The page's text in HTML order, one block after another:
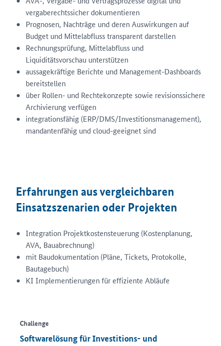
vergaberechtssicher dokumentieren
Prognosen, Nachträge und deren Auswirkungen auf
Budget und Mittelabfluss transparent darstellen
Rechnungsprüfung, Mittelabfluss und
Liquiditätsvorschau unterstützen
aussagekräftige Berichte und Management-Dashboards
bereitstellen
über Rollen- und Rechtekonzepte sowie revisionssichere
Archivierung verfügen
integrationsfähig (ERP/DMS/Investitionsmanagement),
mandantenfähig und cloud-geeignet sind
Erfahrungen aus vergleichbaren
Einsatzszenarien oder Projekten
Integration Projektkostensteuerung (Kostenplanung,
AVA, Bauabrechnung)
mit Baudokumentation (Pläne, Tickets, Protokolle,
Bautagebuch)
KI Implementierungen für effiziente Abläufe
Challenge
Softwarelösung für Investitions- und